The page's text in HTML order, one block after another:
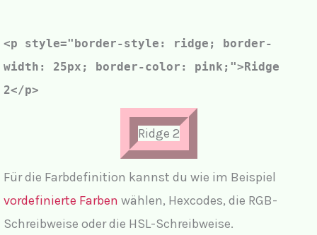
<p style="border-style: ridge; border-
width: 25px;
border-color: pink; ">Ridge
2</p>
Ridge 2
Für die Farbdefinition kannst du wie im Beispiel
vordefinierte Farben wählen, Hexcodes, die RGB-
Schreibweise oder die HSL-Schreibweise.